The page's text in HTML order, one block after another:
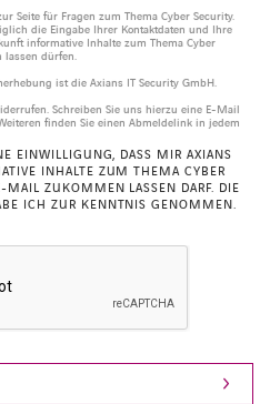
Seite für Fragen zum Thema Cyber Security.
die Eingabe Ihrer Kontaktdaten und Ihre
informative Inhalte zum Thema Cyber
lassen dürfen.
ist die Axians IT Security GmbH.
Schreiben Sie uns hierzu eine E-Mail
finden Sie einen Abmeldelink in jedem
EINWILLIGUNG, DASS MIR AXIANS
INHALTE ZUM THEMA CYBER
MAIL ZUKOMMEN LASSEN DARF. DIE
ICH ZUR KENNTNIS GENOMMEN.